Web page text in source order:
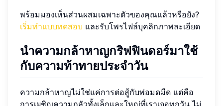
พร้อมมองเห็นส่วนผสมเฉพาะตัวของคุณแล้วหรือยัง?
เริ่มทำแบบทดสอบ และรับโพรไฟล์บุคลิกภาพละเอียด
นำความกล้าหาญกริฟฟินดอร์มาใช้
กับความท้าทายประจำวัน
ความกล้าหาญไม่ใช่แค่การต่อสู้กับพ่อมดมืด แต่คือ